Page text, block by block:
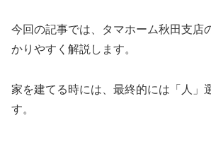
今回の記事では、タマホーム秋田支店
かりやすく解説します。
家を建てる時には、最終的には「人」
す。